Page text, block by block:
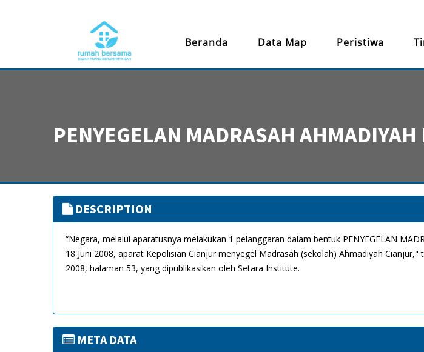
Beranda Data Map Peristiwa
PENYEGELAN MADRASAH
DESCRIPTION
“Negara, melalui aparatusnya melakukan 1 pelanggaran dalam bentuk PENYEGELAN
18 Juni 2008, aparat Kepolisian Cianjur menyegel Madrasah (sekolah) Ahmadiyah
2008, halaman 53, yang dipublikasikan oleh Setara Institute.
META DATA